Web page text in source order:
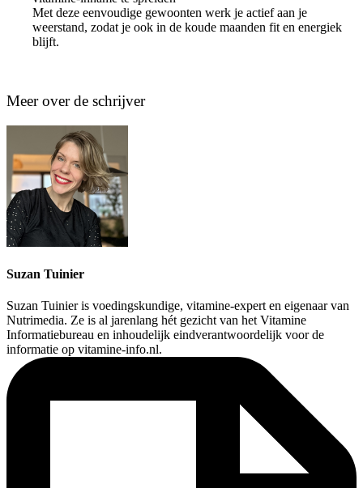
Met deze eenvoudige gewoonten werk je actief aan je
weerstand, zodat je ook in de koude maanden fit en energiek
blijft.
Meer over de schrijver
Suzan Tuinier
Suzan Tuinier is voedingskundige, vitamine-expert en eigenaar van
Nutrimedia. Ze is al jarenlang hét gezicht van het Vitamine
Informatiebureau en inhoudelijk eindverantwoordelijk voor de
informatie op vitamine-info.nl.